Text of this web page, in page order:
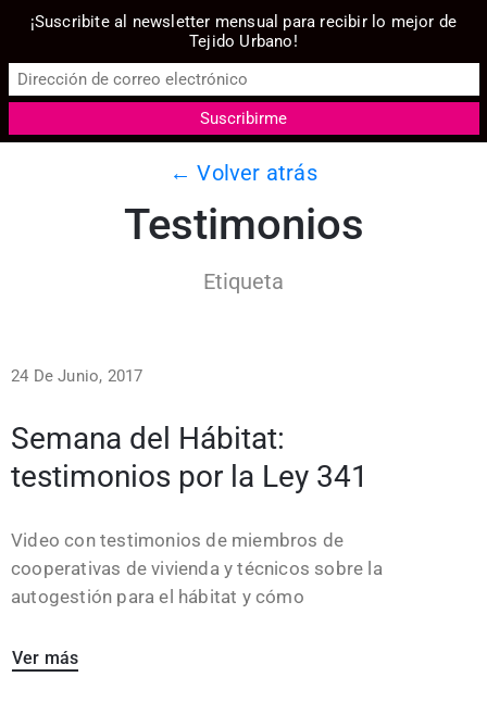
← Volver atrás
Testimonios
Etiqueta
24 De Junio, 2017
Semana del Hábitat:
testimonios por la Ley 341
Video con testimonios de miembros de
cooperativas de vivienda y técnicos sobre la
autogestión para el hábitat y cómo
Ver más
¡Suscribite al newsletter mensual para recibir lo mejor de
Tejido Urbano!